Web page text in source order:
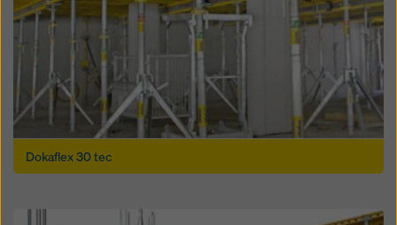
Dokaflex 30 tec